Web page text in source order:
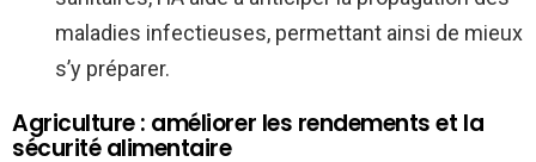
maladies infectieuses, permettant ainsi de mieux
s’y préparer.
Agriculture : améliorer les rendements et la
sécurité alimentaire